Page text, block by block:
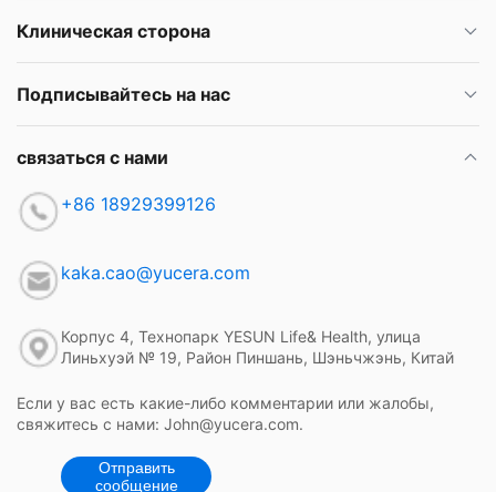
Клиническая сторона
Подписывайтесь на нас
связаться с нами
+86 18929399126
kaka.cao@yucera.com
Корпус 4, Технопарк YESUN Life& Health, улица
Линьхуэй № 19, Район Пиншань, Шэньчжэнь, Китай
Если у вас есть какие-либо комментарии или жалобы,
свяжитесь с нами: John@yucera.com.
Отправить
сообщение